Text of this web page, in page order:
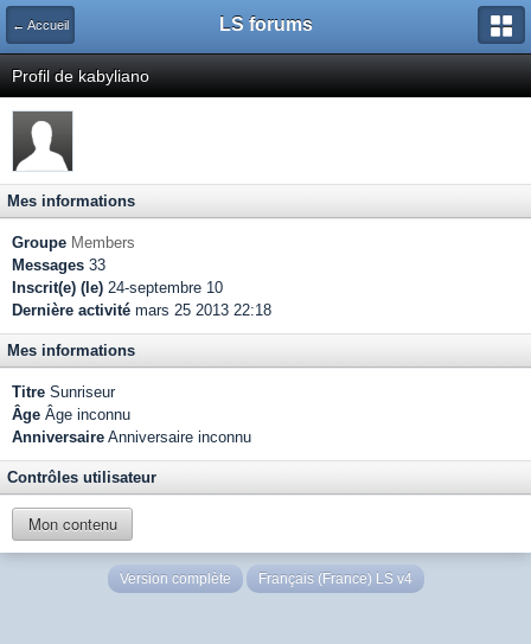
← Accueil LS forums
Profil de kabyliano
Mes informations
Groupe Members
Messages 33
Inscrit(e) (le) 24-septembre 10
Dernière activité mars 25 2013 22:18
Mes informations
Titre Sunriseur
Âge Âge inconnu
Anniversaire Anniversaire inconnu
Contrôles utilisateur
Mon contenu
Version complète Français (France) LS v4